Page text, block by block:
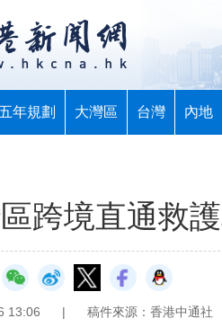
五年規劃 大灣區 台灣 內地
跨境直通救
13:06 | 稿件來源：香港中通社